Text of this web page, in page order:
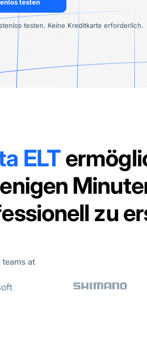
testen
testen. Keine Kreditkarte erforderlich.
ELT
zu
at